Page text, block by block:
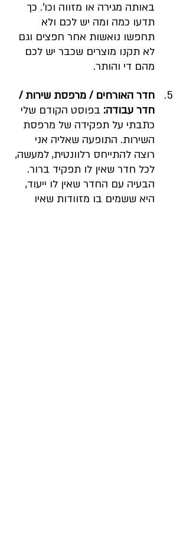
באותה מגירה או מזווה וכו'. כך
תדעו כמה ומה יש לכם ולא
תחפשו נואשות אחר חפצים וגם
לא תקנו מוצרים שכבר יש לכם
מהם די והותר.
חדר האורחים / מרפסת שירות /
חדר עבודה: בפוסט הקודם שלי
כתבתי על תפקידה של מרפסת
השירות. התופעה שאליה אני
רוצה להתייחס רלוונטית, למעשה,
לכל חדר שאין לו תפקיד ברור.
הבעיה עם החדר שאין לו ייעוד,
היא ששמים בו מזוודות שאין